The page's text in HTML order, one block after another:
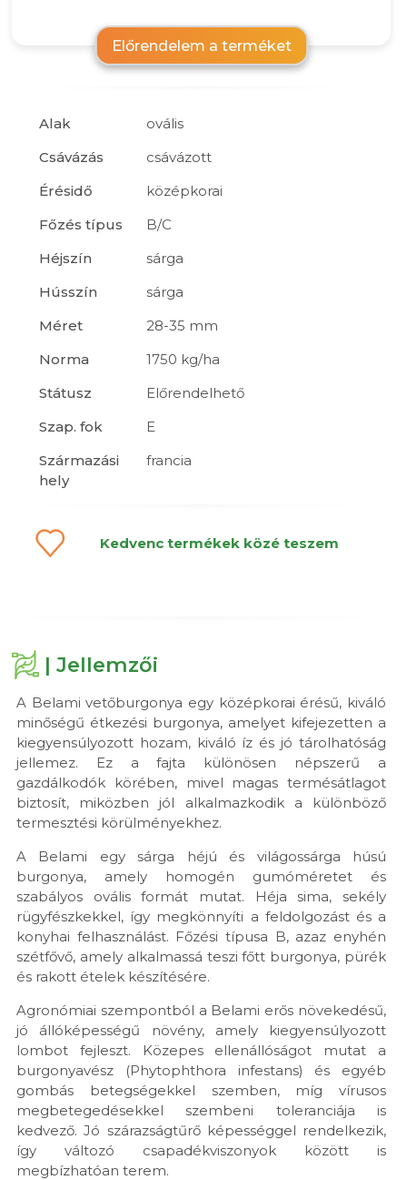
Előrendelem a terméket
Alak
ovális
Csávázás
csávázott
Érésidő
középkorai
Főzés típus
B/C
Héjszín
sárga
Hússzín
sárga
Méret
28-35 mm
Norma
1750 kg/ha
Státusz
Előrendelhető
Szap. fok
E
Származási
hely
francia
Kedvenc termékek közé teszem
| Jellemzői
A Belami vetőburgonya egy középkorai érésű, kiváló
minőségű étkezési burgonya, amelyet kifejezetten a
kiegyensúlyozott hozam, kiváló íz és jó tárolhatóság
jellemez. Ez a fajta különösen népszerű a
gazdálkodók körében, mivel magas termésátlagot
biztosít, miközben jól alkalmazkodik a különböző
termesztési körülményekhez.
A Belami egy sárga héjú és világossárga húsú
burgonya, amely homogén gumóméretet és
szabályos ovális formát mutat. Héja sima, sekély
rügyfészkekkel, így megkönnyíti a feldolgozást és a
konyhai felhasználást. Főzési típusa B, azaz enyhén
szétfővő, amely alkalmassá teszi főtt burgonya, pürék
és rakott ételek készítésére.
Agronómiai szempontból a Belami erős növekedésű,
jó állóképességű növény, amely kiegyensúlyozott
lombot fejleszt. Közepes ellenállóságot mutat a
burgonyavész (Phytophthora infestans) és egyéb
gombás betegségekkel szemben, míg vírusos
megbetegedésekkel szembeni toleranciája is
kedvező. Jó szárazságtűrő képességgel rendelkezik,
így változó csapadékviszonyok között is
megbízhatóan terem.